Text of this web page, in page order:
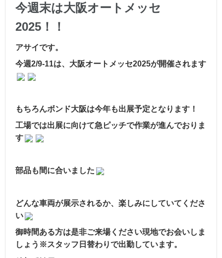
今週末は大阪オートメッセ
2025！！
アサイです。
今週2/9-11は、大阪オートメッセ2025が開催されます
もちろんボンド大阪は今年も出展予定となります！
工場では出展に向けて急ピッチで作業が進んでおりま
す
部品も間に合いました
どんな車両が展示されるか、楽しみにしていてくださ
い
御時間ある方は是非ご来場ください現地でお会いしま
しょう※スタッフ日替わりで出勤しています。